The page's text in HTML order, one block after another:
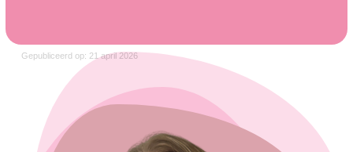
Gepubliceerd op: 21 april 2026